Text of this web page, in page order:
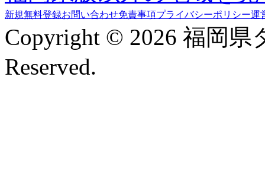
新規無料登録お問い合わせ免責事項プライバシーポリシー運
Copyright © 2026 福岡
Reserved.